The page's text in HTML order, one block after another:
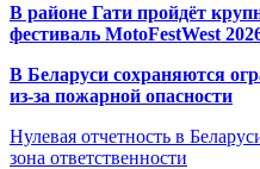
В районе Гати пройдёт
фестиваль MotoFestWest
В Беларуси сохраняются
из-за пожарной опасности
Нулевая отчетность в
зона ответственности